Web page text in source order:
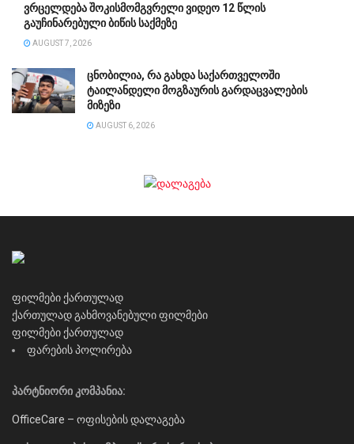
ვრცელდება შოკისმომგვრელი ვიდეო 12 წლის
გაუჩინარებული ბიწის საქმეზე
AUGUST 7, 2026
ცნობილია, რა გახდა საქართველოში
ტაილანდელი მოგზაურის გარდაცვალების
მიზეზი
AUGUST 6, 2026
ფილმები ქართულად
ქართულად გახმოვანებული ფილმები
ფილმები ქართულად
ფარების პოლირება
პარტნიორი კომპანია:
OfficeCare – ოფისების დალაგება